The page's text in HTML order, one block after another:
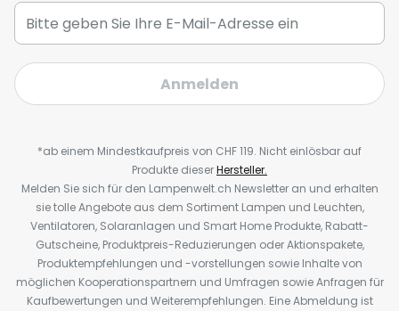
Anmelden
*ab einem Mindestkaufpreis von CHF 119. Nicht einlösbar auf
Produkte dieserHersteller.
Melden Sie sich für den Lampenwelt.ch Newsletter an und erhalten
sie tolle Angebote aus dem Sortiment Lampen und Leuchten,
Ventilatoren, Solaranlagen und Smart Home Produkte, Rabatt-
Gutscheine, Produktpreis-Reduzierungen oder Aktionspakete,
Produktempfehlungen und -vorstellungen sowie Inhalte von
möglichen Kooperationspartnern und Umfragen sowie Anfragen für
Kaufbewertungen und Weiterempfehlungen. Eine Abmeldung ist